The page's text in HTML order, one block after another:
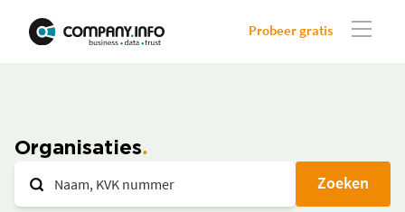
Probeer gratis
Organisaties
Zoeken